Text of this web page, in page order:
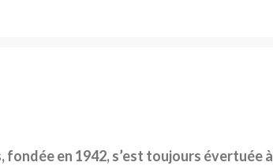
fondée en 1942, s’est toujours évertuée à